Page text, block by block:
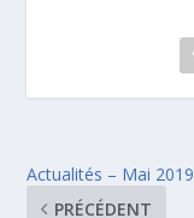
Actualités – Mai 2019
PRÉCÉDENT